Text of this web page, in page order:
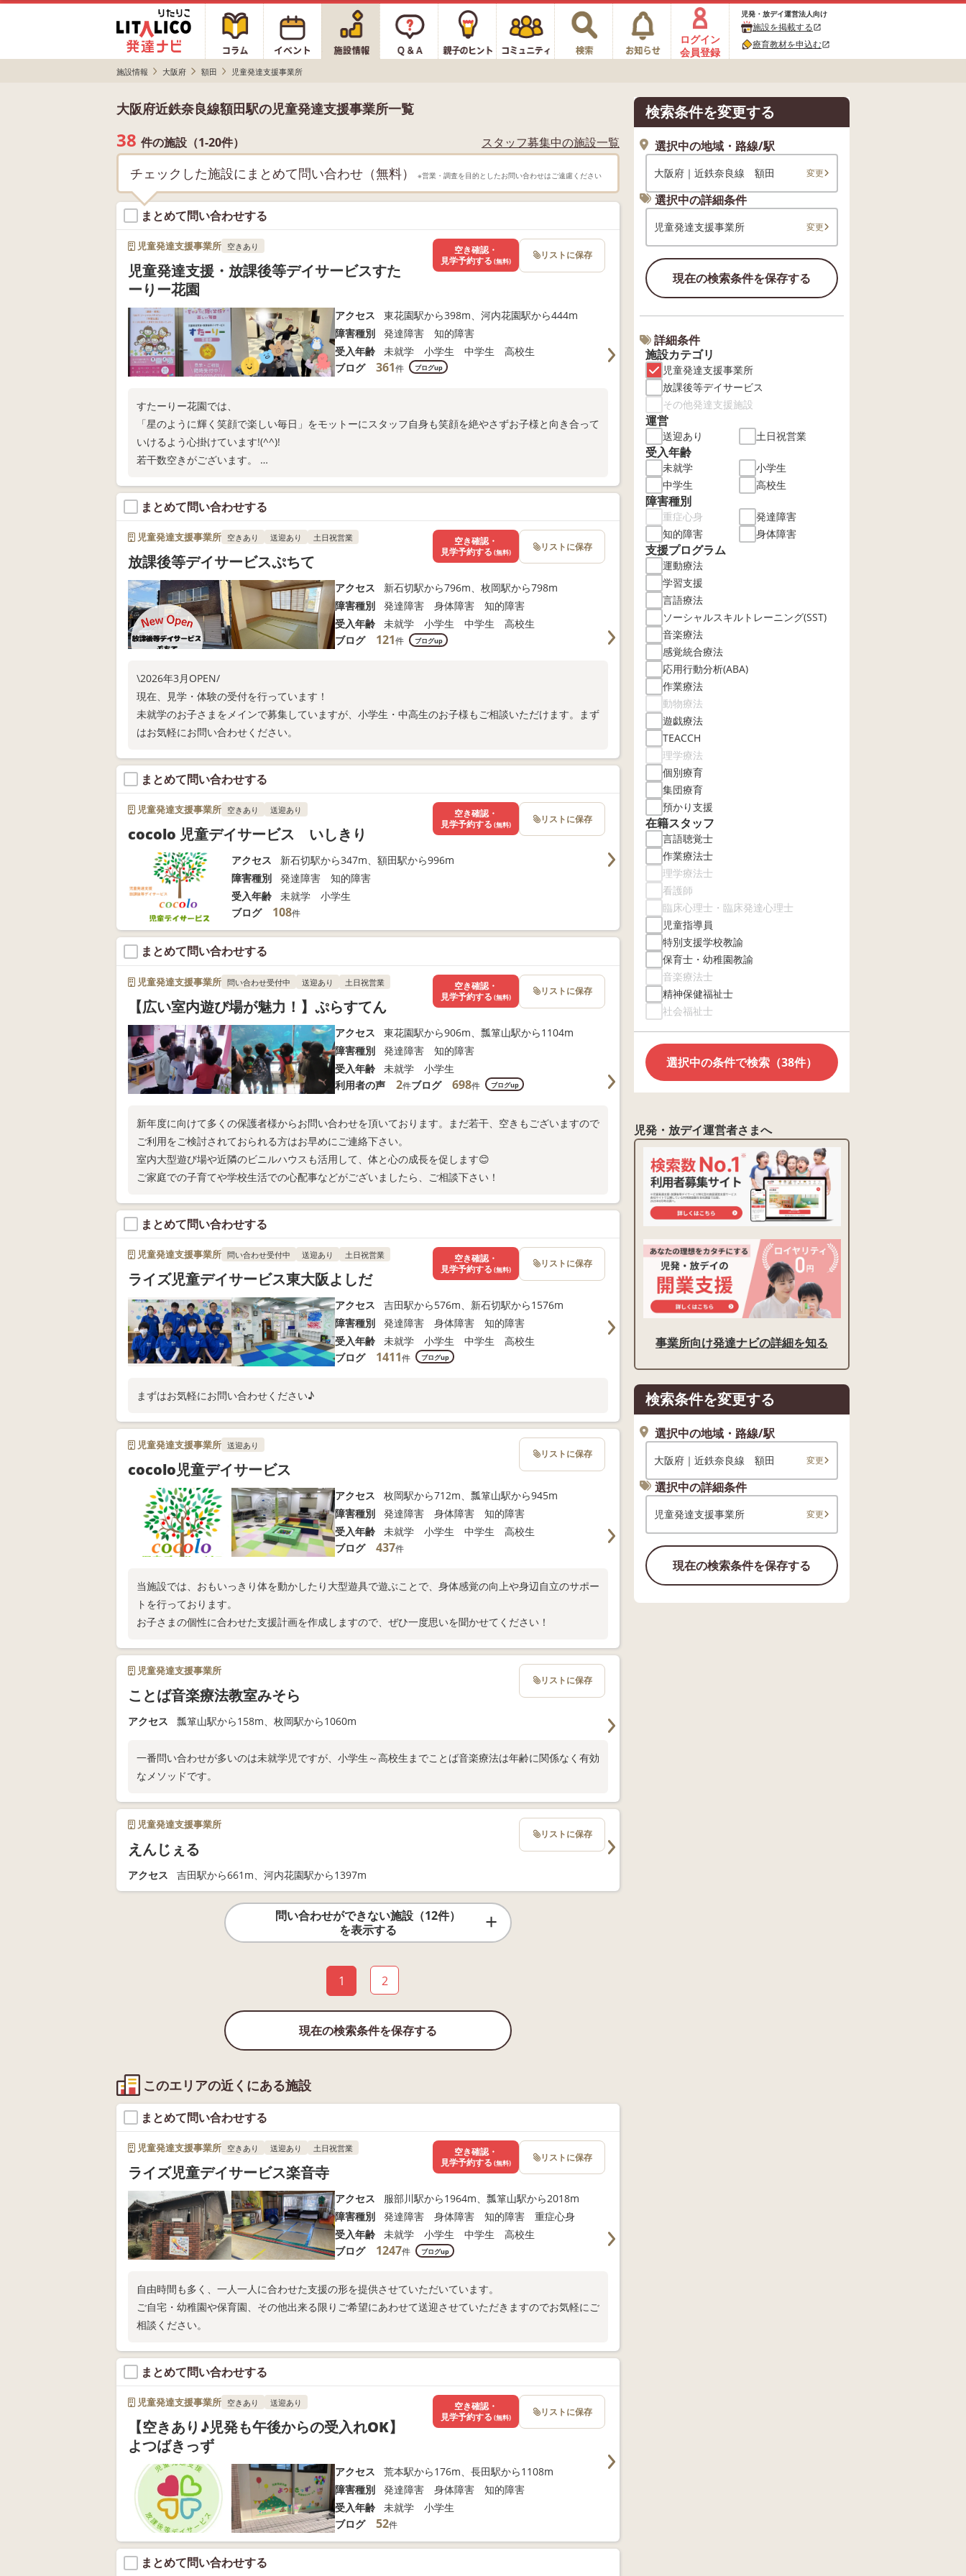
ログイン
会員登録
児発・放デイ運営法人向け
施設を掲載するopen_in_new
療育教材を申込むopen_in_new
施設情報 大阪府 額田 児童発達支援事業所
大阪府近鉄奈良線額田駅の児童発達支援事業所一覧
38 件の施設（1-20件） スタッフ募集中の施設一覧
チェックした施設にまとめて問い合わせ（無料） ※営業・調査を目的としたお問い合わせはご遠慮ください
まとめて問い合わせする
児童発達支援事業所 空きあり
児童発達支援・放課後等デイサービスすた
ーりー花園
アクセス
東花園駅から398m、河内花園駅から444m
障害種別
発達障害 知的障害
受入年齢
未就学 小学生 中学生 高校生
ブログ
361件 ブログup
すたーりー花園では、
「星のように輝く笑顔で楽しい毎日」をモットーにスタッフ自身も笑顔を絶やさずお子様と向き合って
いけるよう心掛けています!(^^)!
若干数空きがございます。
空き確認・
見学予約する (無料) リストに保存
まとめて問い合わせする
児童発達支援事業所 空きあり 送迎あり 土日祝営業
放課後等デイサービスぷちて
アクセス
新石切駅から796m、枚岡駅から798m
障害種別
発達障害 身体障害 知的障害
受入年齢
未就学 小学生 中学生 高校生
ブログ
121件 ブログup
\2026年3月OPEN/
現在、見学・体験の受付を行っています！
未就学のお子さまをメインで募集していますが、小学生・中高生のお子様もご相談いただけます。まず
はお気軽にお問い合わせください。
空き確認・
見学予約する (無料) リストに保存
まとめて問い合わせする
児童発達支援事業所 空きあり 送迎あり
cocolo 児童デイサービス いしきり
アクセス
新石切駅から347m、額田駅から996m
障害種別
発達障害 知的障害
受入年齢
未就学 小学生
ブログ
108件
空き確認・
見学予約する (無料) リストに保存
まとめて問い合わせする
児童発達支援事業所 問い合わせ受付中 送迎あり 土日祝営業
【広い室内遊び場が魅力！】ぷらすてん
アクセス
東花園駅から906m、瓢箪山駅から1104m
障害種別
発達障害 知的障害
受入年齢
未就学 小学生
利用者の声
2件ブログ 698件 ブログup
新年度に向けて多くの保護者様からお問い合わせを頂いております。まだ若干、空きもございますので
ご利用をご検討されておられる方はお早めにご連絡下さい。
室内大型遊び場や近隣のビニルハウスも活用して、体と心の成長を促します😊
ご家庭での子育てや学校生活での心配事などがございましたら、ご相談下さい！
空き確認・
見学予約する (無料) リストに保存
まとめて問い合わせする
児童発達支援事業所 問い合わせ受付中 送迎あり 土日祝営業
ライズ児童デイサービス東大阪よしだ
アクセス
吉田駅から576m、新石切駅から1576m
障害種別
発達障害 身体障害 知的障害
受入年齢
未就学 小学生 中学生 高校生
ブログ
1411件 ブログup
まずはお気軽にお問い合わせください♪
空き確認・
見学予約する (無料) リストに保存
児童発達支援事業所 送迎あり
cocolo児童デイサービス
アクセス
枚岡駅から712m、瓢箪山駅から945m
障害種別
発達障害 身体障害 知的障害
受入年齢
未就学 小学生 中学生 高校生
ブログ
437件
当施設では、おもいっきり体を動かしたり大型遊具で遊ぶことで、身体感覚の向上や身辺自立のサポー
トを行っております。
お子さまの個性に合わせた支援計画を作成しますので、ぜひ一度思いを聞かせてください！
リストに保存
児童発達支援事業所
ことば音楽療法教室みそら
アクセス 瓢箪山駅から158m、枚岡駅から1060m
一番問い合わせが多いのは未就学児ですが、小学生～高校生までことば音楽療法は年齢に関係なく有効
なメソッドです。
リストに保存
児童発達支援事業所
えんじぇる
アクセス 吉田駅から661m、河内花園駅から1397m
リストに保存
問い合わせができない施設（12件）
を表示する
1 2
現在の検索条件を保存する
このエリアの近くにある施設
まとめて問い合わせする
児童発達支援事業所 空きあり 送迎あり 土日祝営業
ライズ児童デイサービス楽音寺
アクセス
服部川駅から1964m、瓢箪山駅から2018m
障害種別
発達障害 身体障害 知的障害 重症心身
受入年齢
未就学 小学生 中学生 高校生
ブログ
1247件 ブログup
自由時間も多く、一人一人に合わせた支援の形を提供させていただいています。
ご自宅・幼稚園や保育園、その他出来る限りご希望にあわせて送迎させていただきますのでお気軽にご
相談ください。
空き確認・
見学予約する (無料) リストに保存
まとめて問い合わせする
児童発達支援事業所 空きあり 送迎あり
【空きあり♪児発も午後からの受入れOK】
よつばきっず
アクセス
荒本駅から176m、長田駅から1108m
障害種別
発達障害 身体障害 知的障害
受入年齢
未就学 小学生
ブログ
52件
空き確認・
見学予約する (無料) リストに保存
まとめて問い合わせする
検索条件を変更する
選択中の地域・路線/駅
大阪府｜近鉄奈良線 額田 変更
選択中の詳細条件
児童発達支援事業所 変更
現在の検索条件を保存する
詳細条件
施設カテゴリ
児童発達支援事業所
放課後等デイサービス
その他発達支援施設
運営
送迎あり 土日祝営業
受入年齢
未就学
小学生
中学生
高校生
障害種別
重症心身
発達障害
知的障害
身体障害
支援プログラム
運動療法
学習支援
言語療法
ソーシャルスキルトレーニング(SST)
音楽療法
感覚統合療法
応用行動分析(ABA)
作業療法
動物療法
遊戯療法
TEACCH
理学療法
個別療育
集団療育
預かり支援
在籍スタッフ
言語聴覚士
作業療法士
理学療法士
看護師
臨床心理士・臨床発達心理士
児童指導員
特別支援学校教諭
保育士・幼稚園教諭
音楽療法士
精神保健福祉士
社会福祉士
選択中の条件で検索（38件）
児発・放デイ運営者さまへ
事業所向け発達ナビの詳細を知る
検索条件を変更する
選択中の地域・路線/駅
大阪府｜近鉄奈良線 額田 変更
選択中の詳細条件
児童発達支援事業所 変更
現在の検索条件を保存する